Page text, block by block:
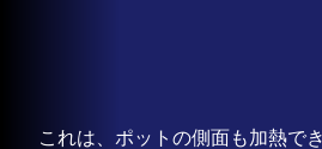
これは、ポットの側面も加熱で